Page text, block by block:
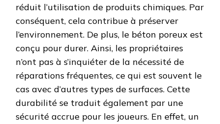
réduit l’utilisation de produits chimiques. Par
conséquent, cela contribue à préserver
l’environnement. De plus, le béton poreux est
conçu pour durer. Ainsi, les propriétaires
n’ont pas à s’inquiéter de la nécessité de
réparations fréquentes, ce qui est souvent le
cas avec d’autres types de surfaces. Cette
durabilité se traduit également par une
sécurité accrue pour les joueurs. En effet, un